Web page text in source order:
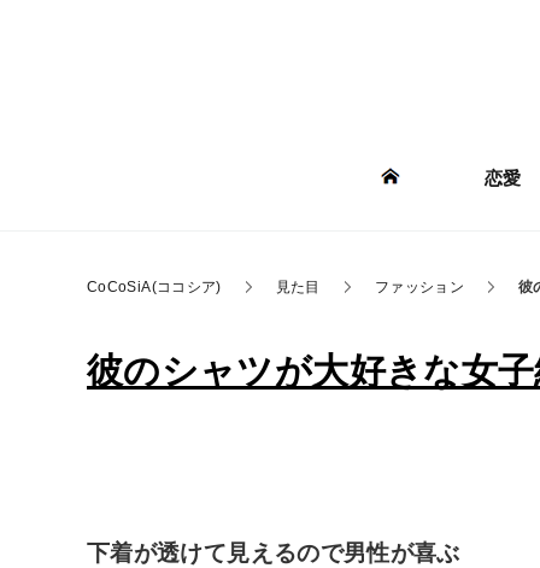
恋愛
CoCoSiA(ココシア) 見た目 ファッション 彼
彼のシャツが大好きな女
下着が透けて見えるので男性が喜ぶ